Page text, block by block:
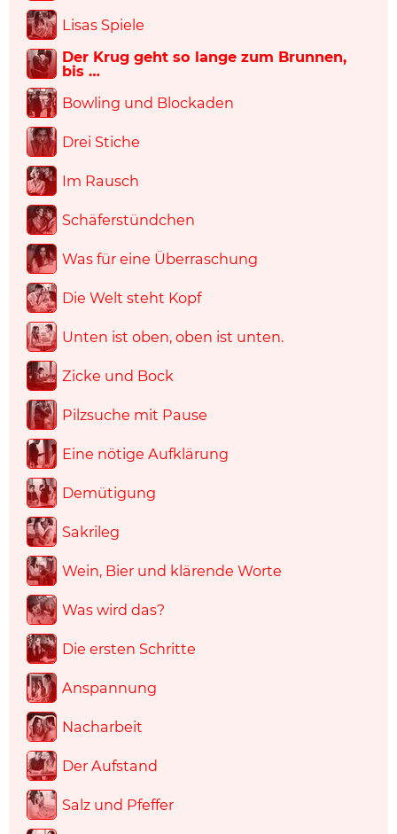
Lisas Spiele
Der Krug geht so lange zum Brunnen,
bis …
Bowling und Blockaden
Drei Stiche
Im Rausch
Schäferstündchen
Was für eine Überraschung
Die Welt steht Kopf
Unten ist oben, oben ist unten.
Zicke und Bock
Pilzsuche mit Pause
Eine nötige Aufklärung
Demütigung
Sakrileg
Wein, Bier und klärende Worte
Was wird das?
Die ersten Schritte
Anspannung
Nacharbeit
Der Aufstand
Salz und Pfeffer